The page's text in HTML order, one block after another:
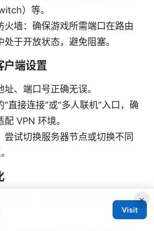
）等。
火墙：确保游戏所需端口在路由
于开放状态，避免阻塞。
户端设置
、端口号正确无误。
直接连接”或“多人联机”入口，确
VPN 环境。
尝试切换服务器节点或切换不同
包情况，比较不同节点与协议的 ×
Visit